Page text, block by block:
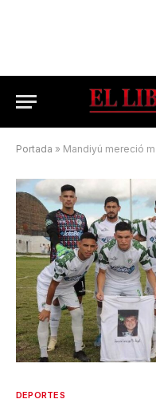
Portada » Mandiyú mereció más
DEPORTES